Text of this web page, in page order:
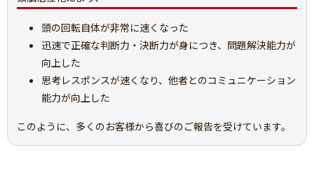
頭の回転自体が非常に速くなった
迅速で正確な判断力・決断力が身につき、問題解決能力が
向上した
思考レスポンスが速くなり、他者とのコミュニケーション
能力が向上した
このように、多くのお客様から喜びのご報告を受けています。